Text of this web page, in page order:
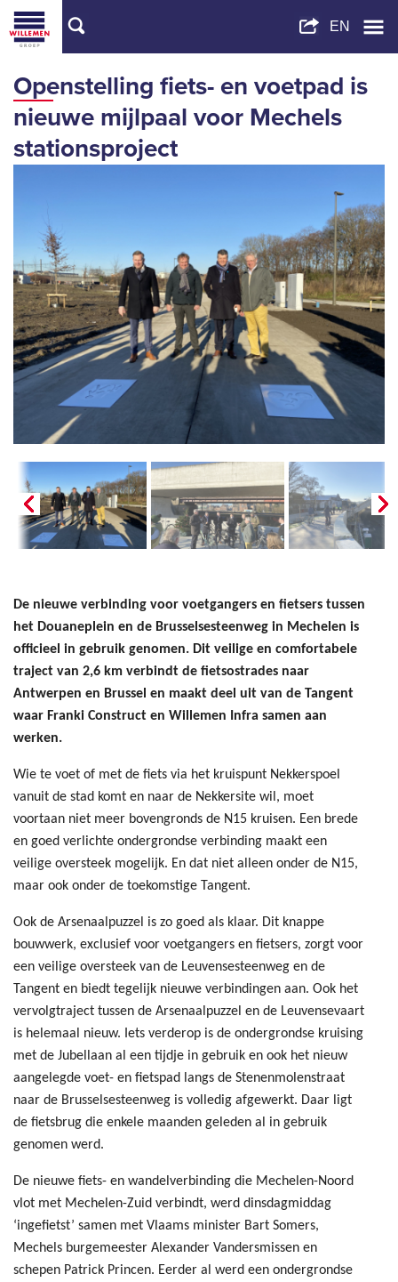
Openstelling fiets- en voetpad is
nieuwe mijlpaal voor Mechels
stationsproject
De nieuwe verbinding voor voetgangers en fietsers tussen
het Douaneplein en de Brusselsesteenweg in Mechelen is
officieel in gebruik genomen. Dit veilige en comfortabele
traject van 2,6 km verbindt de fietsostrades naar
Antwerpen en Brussel en maakt deel uit van de Tangent
waar Franki Construct en Willemen Infra samen aan
werken.
Wie te voet of met de fiets via het kruispunt Nekkerspoel
vanuit de stad komt en naar de Nekkersite wil, moet
voortaan niet meer bovengronds de N15 kruisen. Een brede
en goed verlichte ondergrondse verbinding maakt een
veilige oversteek mogelijk. En dat niet alleen onder de N15,
maar ook onder de toekomstige Tangent.
Ook de Arsenaalpuzzel is zo goed als klaar. Dit knappe
bouwwerk, exclusief voor voetgangers en fietsers, zorgt voor
een veilige oversteek van de Leuvensesteenweg en de
Tangent en biedt tegelijk nieuwe verbindingen aan. Ook het
vervolgtraject tussen de Arsenaalpuzzel en de Leuvensevaart
is helemaal nieuw. Iets verderop is de ondergrondse kruising
met de Jubellaan al een tijdje in gebruik en ook het nieuw
aangelegde voet- en fietspad langs de Stenenmolenstraat
naar de Brusselsesteenweg is volledig afgewerkt. Daar ligt
de fietsbrug die enkele maanden geleden al in gebruik
genomen werd.
De nieuwe fiets- en wandelverbinding die Mechelen-Noord
vlot met Mechelen-Zuid verbindt, werd dinsdagmiddag
‘ingefietst’ samen met Vlaams minister Bart Somers,
Mechels burgemeester Alexander Vandersmissen en
schepen Patrick Princen. Eerder al werd een ondergrondse